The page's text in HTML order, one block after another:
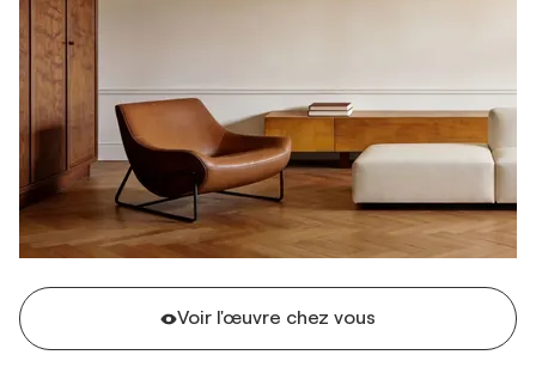
Voir l'œuvre chez vous